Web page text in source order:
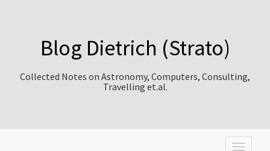
Blog Dietrich (Strato)
Collected Notes on Astronomy, Computers, Consulting,
Travelling et.al.
T